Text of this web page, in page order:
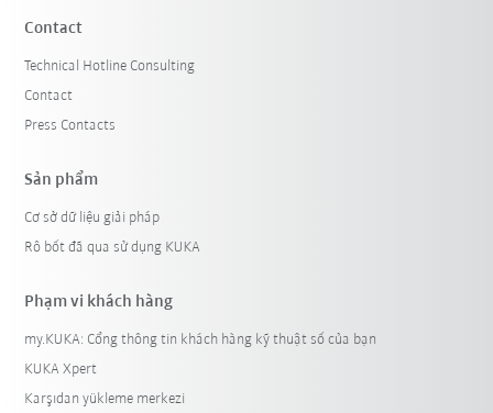
Contact
Technical Hotline Consulting
Contact
Press Contacts
Sản phẩm
Cơ sở dữ liệu giải pháp
Rô bốt đã qua sử dụng KUKA
Phạm vi khách hàng
my.KUKA: Cổng thông tin khách hàng kỹ thuật số của bạn
KUKA Xpert
Karşıdan yükleme merkezi